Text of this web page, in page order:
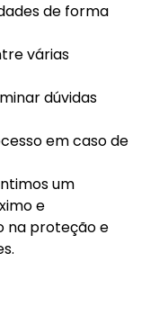
de forma
várias
dúvidas
em caso de
um
e
na proteção e